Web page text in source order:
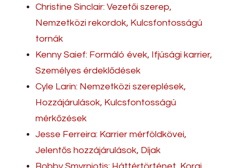
Christine Sinclair: Vezetői szerep,
Nemzetközi rekordok, Kulcsfontosságú
tornák
Kenny Saief: Formáló évek, Ifjúsági karrier,
Személyes érdeklődések
Cyle Larin: Nemzetközi szereplések,
Hozzájárulások, Kulcsfontosságú
mérkőzések
Jesse Ferreira: Karrier mérföldkövei,
Jelentős hozzájárulások, Díjak
Bobby Smyrniotis: Háttértörténet, Korai